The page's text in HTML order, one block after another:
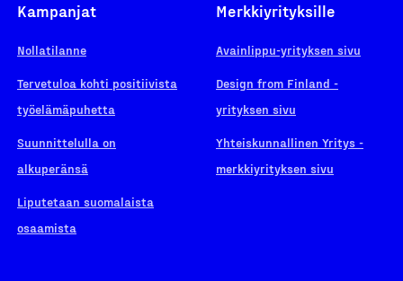
Kampanjat
Nollatilanne
Tervetuloa kohti positiivista
työelämäpuhetta
Suunnittelulla on
alkuperänsä
Liputetaan suomalaista
osaamista
Merkkiyrityksille
Avainlippu-yrityksen sivu
Design from Finland -
yrityksen sivu
Yhteiskunnallinen Yritys -
merkkiyrityksen sivu